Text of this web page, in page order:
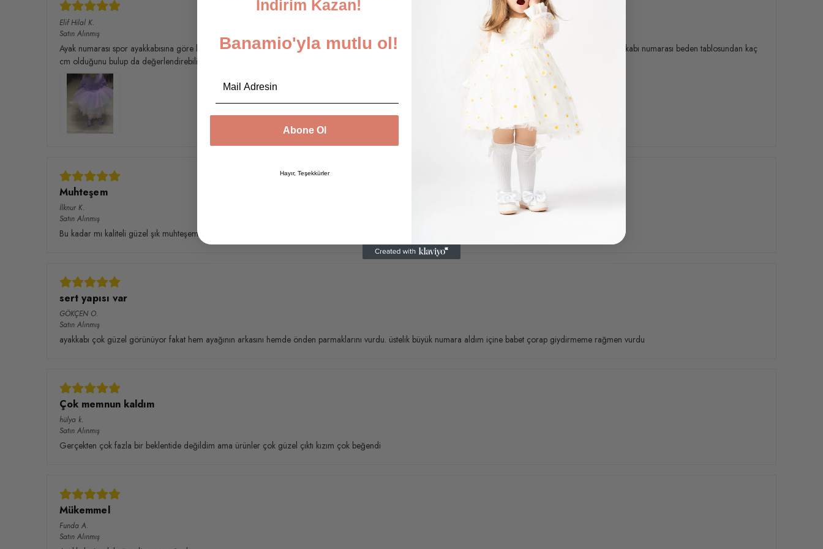
Elif Hilal K.
Satın Alınmış
Ayak numarası spor ayakkabısına göre bir numara küçük sipariş verdim. Tam oldu. Beden tablosunu dikkate alarak seçmenizi tavsiye ederim. Kullandığı spor ayakkabı numarası beden tablosundan kaç
cm olduğunu bulup da değerlendirebilirsiniz ölçmekten daha basit gelmişti bana öyle yaptım. Ürün çok güzel severek giyiyor
Muhteşem
İlknur K.
Satın Alınmış
Bu kadar mı kaliteli güzel şık muhteşem bir ürün yapılıp yollanır bayıldım efsanesiniz🥰
sert yapısı var
GÖKÇEN O.
Satın Alınmış
ayakkabı çok güzel görünüyor fakat hem ayağının arkasını hemde önden parmaklarını vurdu. üstelik büyük numara aldım içine babet çorap giydirmeme rağmen vurdu
Çok memnun kaldım
hülya k.
Satın Alınmış
Gerçekten çok fazla bir beklentide değildim ama ürünler çok güzel çıktı kızım çok beğendi
Mükemmel
Funda A.
Satın Alınmış
İndirim Kazan!
Banamio'yla mutlu ol!
Abone Ol
Hayır, Teşekkürler